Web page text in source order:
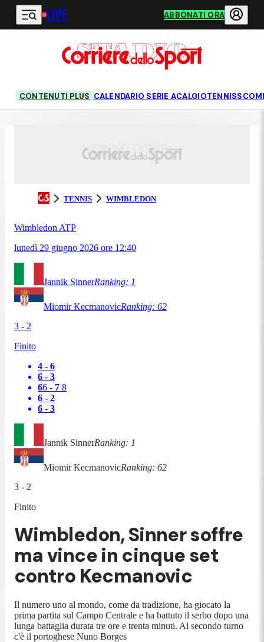
Vai al contenuto principale
LIVE ABBONATI ORA
CONTENUTI PLUS CALENDARIO SERIE ACALCIOTENNIS
TENNIS WIMBLEDON
Wimbledon ATP
lunedì 29 giugno 2026 ore 12:40
Jannik SinnerRanking: 1
Miomir KecmanovicRanking: 62
3 - 2
Finito
4 - 6
6 - 3
66 - 7 8
6 - 2
6 - 3
Jannik SinnerRanking: 1
Miomir KecmanovicRanking: 62
3 - 2
Finito
Wimbledon, Sinner soffre
ma vince in cinque set
contro Kecmanovic
Il numero uno al mondo, come da tradizione, ha giocato la
prima partita sul Campo Centrale e ha battuto il serbo dopo una
lunga battaglia durata tre ore e trenta minuti. Al secondo turno
c'è il portoghese Nuno Borges